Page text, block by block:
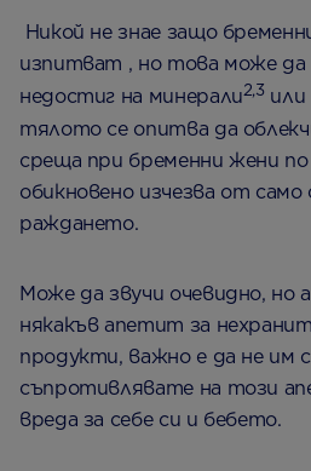
Никой не знае защо
изпитват , но това може да
недостиг на минерали2,3
тялото се опитва да
среща при бременни жени
обикновено изчезва от само
раждането.
Може да звучи очевидно, но
някакъв апетит за
продукти, важно е да не им
съпротивлявате на този
вреда за себе си и бебето.